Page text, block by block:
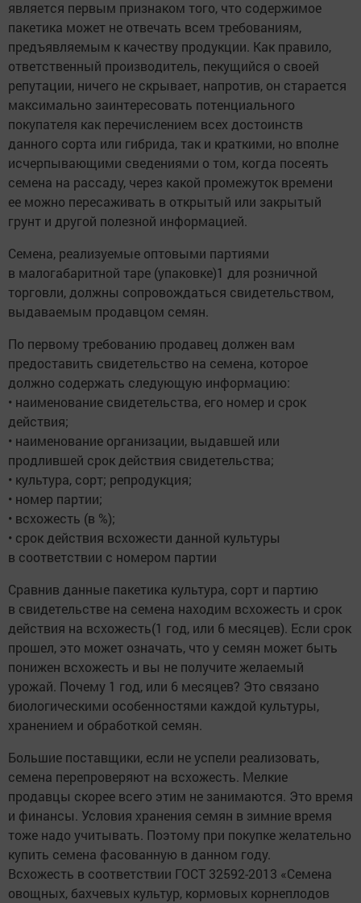
является первым признаком того, что содержимое
пакетика может не отвечать всем требованиям,
предъявляемым к качеству продукции. Как правило,
ответственный производитель, пекущийся о своей
репутации, ничего не скрывает, напротив, он старается
максимально заинтересовать потенциального
покупателя как перечислением всех достоинств
данного сорта или гибрида, так и краткими, но вполне
исчерпывающими сведениями о том, когда посеять
семена на рассаду, через какой промежуток времени
ее можно пересаживать в открытый или закрытый
грунт и другой полезной информацией.
Семена, реализуемые оптовыми партиями
в малогабаритной таре (упаковке)1 для розничной
торговли, должны сопровождаться свидетельством,
выдаваемым продавцом семян.
По первому требованию продавец должен вам
предоставить свидетельство на семена, которое
должно содержать следующую информацию:
• наименование свидетельства, его номер и срок
действия;
• наименование организации, выдавшей или
продлившей срок действия свидетельства;
• культура, сорт; репродукция;
• номер партии;
• всхожесть (в %);
• срок действия всхожести данной культуры
в соответствии с номером партии
Сравнив данные пакетика культура, сорт и партию
в свидетельстве на семена находим всхожесть и срок
действия на всхожесть(1 год, или 6 месяцев). Если срок
прошел, это может означать, что у семян может быть
понижен всхожесть и вы не получите желаемый
урожай. Почему 1 год, или 6 месяцев? Это связано
биологическими особенностями каждой культуры,
хранением и обработкой семян.
Большие поставщики, если не успели реализовать,
семена перепроверяют на всхожесть. Мелкие
продавцы скорее всего этим не занимаются. Это время
и финансы. Условия хранения семян в зимние время
тоже надо учитывать. Поэтому при покупке желательно
купить семена фасованную в данном году.
Всхожесть в соответствии ГОСТ 32592-2013 «Семена
овощных, бахчевых культур, кормовых корнеплодов